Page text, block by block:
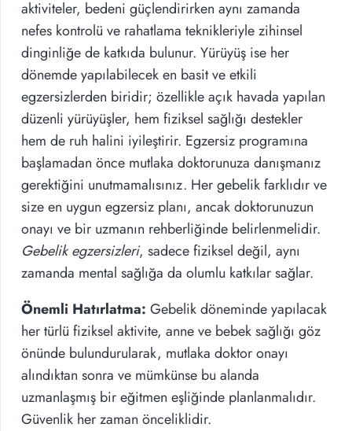
aktiviteler, bedeni güçlendirirken aynı zamanda
nefes kontrolü ve rahatlama teknikleriyle zihinsel
dinginliğe de katkıda bulunur. Yürüyüş ise her
dönemde yapılabilecek en basit ve etkili
egzersizlerden biridir; özellikle açık havada yapılan
düzenli yürüyüşler, hem fiziksel sağlığı destekler
hem de ruh halini iyileştirir. Egzersiz programına
başlamadan önce mutlaka doktorunuza danışmanız
gerektiğini unutmamalısınız. Her gebelik farklıdır ve
size en uygun egzersiz planı, ancak doktorunuzun
onayı ve bir uzmanın rehberliğinde belirlenmelidir.
Gebelik egzersizleri, sadece fiziksel değil, aynı
zamanda mental sağlığa da olumlu katkılar sağlar.
Önemli Hatırlatma: Gebelik döneminde yapılacak
her türlü fiziksel aktivite, anne ve bebek sağlığı göz
önünde bulundurularak, mutlaka doktor onayı
alındıktan sonra ve mümkünse bu alanda
uzmanlaşmış bir eğitmen eşliğinde planlanmalıdır.
Güvenlik her zaman önceliklidir.